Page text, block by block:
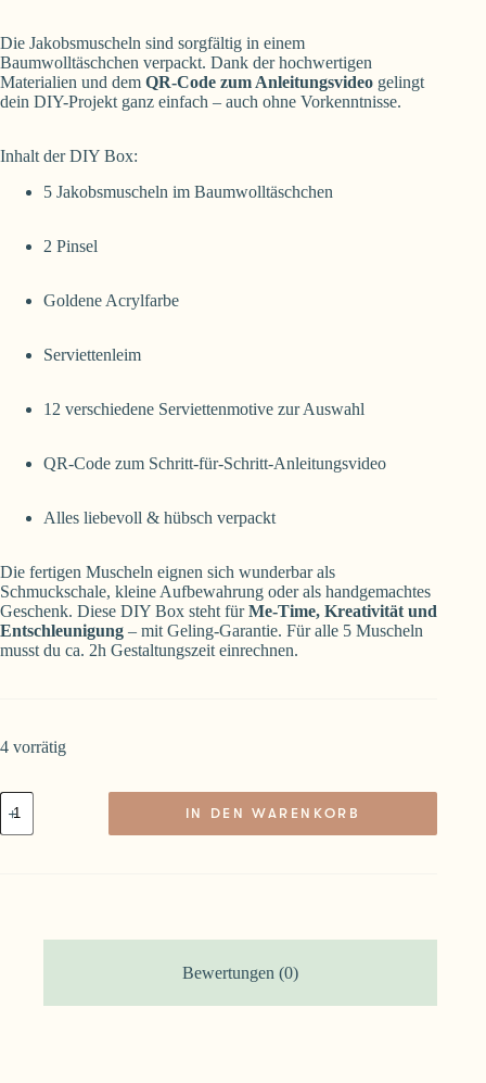
Die Jakobsmuscheln sind sorgfältig in einem
Baumwolltäschchen verpackt. Dank der hochwertigen
Materialien und dem QR-Code zum Anleitungsvideo gelingt
dein DIY-Projekt ganz einfach – auch ohne Vorkenntnisse.
Inhalt der DIY Box:
5 Jakobsmuscheln im Baumwolltäschchen
2 Pinsel
Goldene Acrylfarbe
Serviettenleim
12 verschiedene Serviettenmotive zur Auswahl
QR-Code zum Schritt-für-Schritt-Anleitungsvideo
Alles liebevoll & hübsch verpackt
Die fertigen Muscheln eignen sich wunderbar als
Schmuckschale, kleine Aufbewahrung oder als handgemachtes
Geschenk. Diese DIY Box steht fürMe-Time, Kreativität und
Entschleunigung – mit Geling-Garantie. Für alle 5 Muscheln
musst du ca. 2h Gestaltungszeit einrechnen.
4 vorrätig
DIY
Box
für
IN DEN WARENKORB
Bewertungen (0)